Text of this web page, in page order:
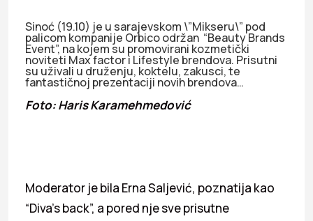
Sinoć (19.10) je u sarajevskom \”Mikseru\” pod
palicom kompanije Orbico održan “Beauty Brands
Event”, na kojem su promovirani kozmetički
noviteti Max factor i Lifestyle brendova. Prisutni
su uživali u druženju, koktelu, zakusci, te
fantastičnoj prezentaciji novih brendova…
Foto: Haris Karamehmedović
Moderator je bila Erna Saljević, poznatija kao
“Diva’s back”, a pored nje sve prisutne